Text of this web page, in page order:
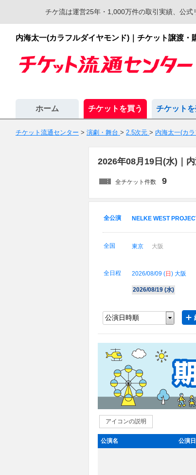
チケ流は運営25年・1,000万件の取引実績、公
内海太一(カラフルダイヤモンド)｜チケット譲渡
ホーム チケットを買う チケット
チケット流通センター > 演劇・舞台 > 2.5次元 > 内海太一(カ
2026年08月19日(水)｜
全チケット件数 9
全公演 NELKE WEST
全国 東京 大阪
全日程 2026/08/09 (日 ) 大阪
2026/08/19 (水)
アイコンの説明
公演名 公演